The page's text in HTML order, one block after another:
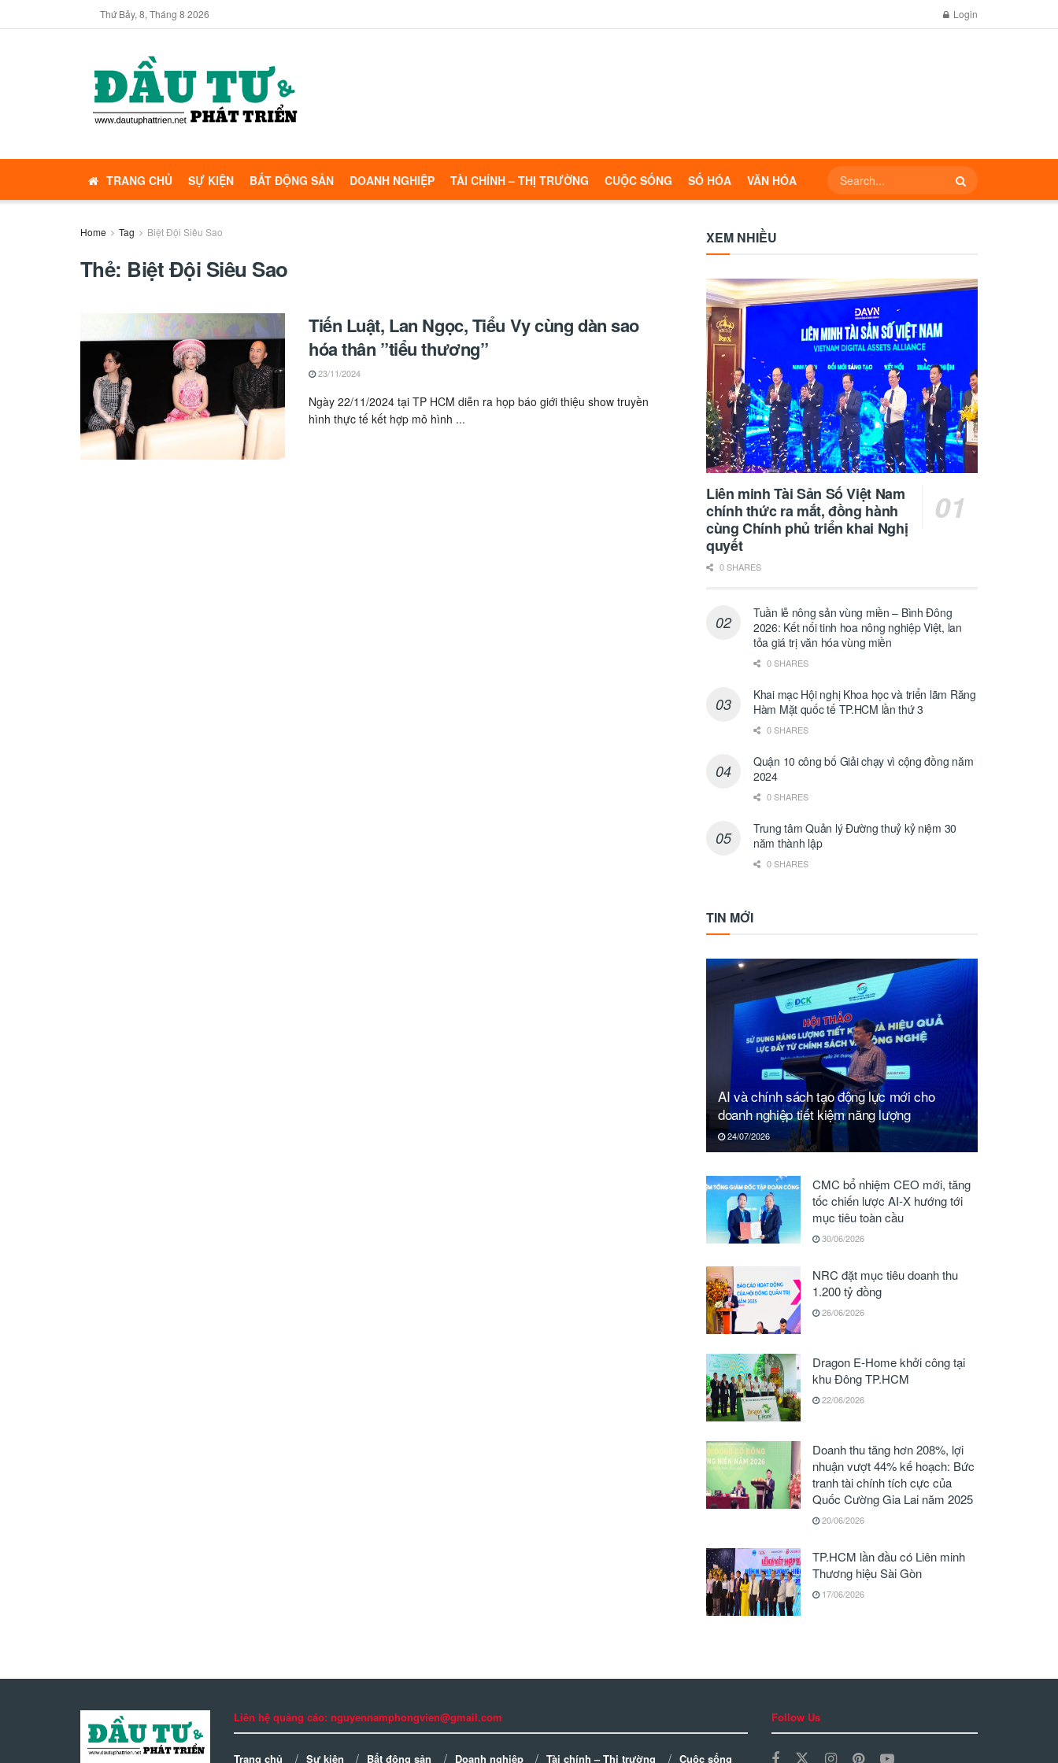
Thứ Bảy, 8, Tháng 8 2026 Login
TRANG CHỦ SỰ KIỆN BẤT ĐỘNG SẢN DOANH NGHIỆP TÀI CHÍNH – THỊ TRƯỜNG CUỘC SỐNG SỐ HÓA VĂN HÓA
Home Tag Biệt Đội Siêu Sao
Thẻ: Biệt Đội Siêu Sao
Tiến Luật, Lan Ngọc, Tiểu Vy cùng dàn sao
hóa thân ”tiểu thương”
23/11/2024
Ngày 22/11/2024 tại TP HCM diễn ra họp báo giới thiệu show truyền
hình thực tế kết hợp mô hình ...
XEM NHIỀU
Liên minh Tài Sản Số Việt Nam
chính thức ra mắt, đồng hành
cùng Chính phủ triển khai Nghị
quyết
0 SHARES
Tuần lễ nông sản vùng miền – Bình Đông
2026: Kết nối tinh hoa nông nghiệp Việt, lan
tỏa giá trị văn hóa vùng miền
0 SHARES
Khai mạc Hội nghị Khoa học và triển lãm Răng
Hàm Mặt quốc tế TP.HCM lần thứ 3
0 SHARES
Quận 10 công bố Giải chạy vì cộng đồng năm
2024
0 SHARES
Trung tâm Quản lý Đường thuỷ kỷ niệm 30
năm thành lập
0 SHARES
TIN MỚI
AI và chính sách tạo động lực mới cho
doanh nghiệp tiết kiệm năng lượng
24/07/2026
CMC bổ nhiệm CEO mới, tăng
tốc chiến lược AI-X hướng tới
mục tiêu toàn cầu
30/06/2026
NRC đặt mục tiêu doanh thu
1.200 tỷ đồng
26/06/2026
Dragon E-Home khởi công tại
khu Đông TP.HCM
22/06/2026
Doanh thu tăng hơn 208%, lợi
nhuận vượt 44% kế hoạch: Bức
tranh tài chính tích cực của
Quốc Cường Gia Lai năm 2025
20/06/2026
TP.HCM lần đầu có Liên minh
Thương hiệu Sài Gòn
17/06/2026
Liên hệ quảng cáo: nguyennamphongvien@gmail.com
Trang chủ Sự kiện Bất động sản Doanh nghiệp Tài chính – Thị trường Cuộc sống
Follow Us